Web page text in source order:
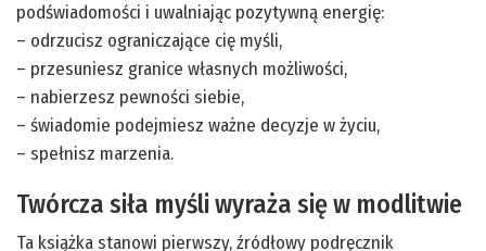
podświadomości i uwalniając pozytywną energię:
– odrzucisz ograniczające cię myśli,
– przesuniesz granice własnych możliwości,
– nabierzesz pewności siebie,
– świadomie podejmiesz ważne decyzje w życiu,
– spełnisz marzenia.
Twórcza siła myśli wyraża się w modlitwie
Ta książka stanowi pierwszy, źródłowy podręcznik